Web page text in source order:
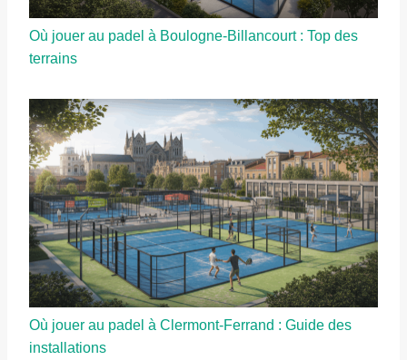
Où jouer au padel à Boulogne-Billancourt : Top des
terrains
Où jouer au padel à Clermont-Ferrand : Guide des
installations